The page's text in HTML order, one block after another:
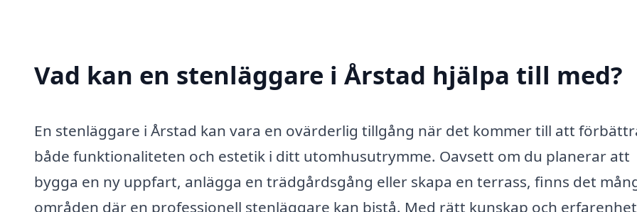
Vad kan en stenläggare i Årstad hjälpa till med?
En stenläggare i Årstad kan vara en ovärderlig tillgång när det kommer till att
både funktionaliteten och estetik i ditt utomhusutrymme. Oavsett om du planerar att
bygga en ny uppfart, anlägga en trädgårdsgång eller skapa en terrass, finns det
områden där en professionell stenläggare kan bistå. Med rätt kunskap och